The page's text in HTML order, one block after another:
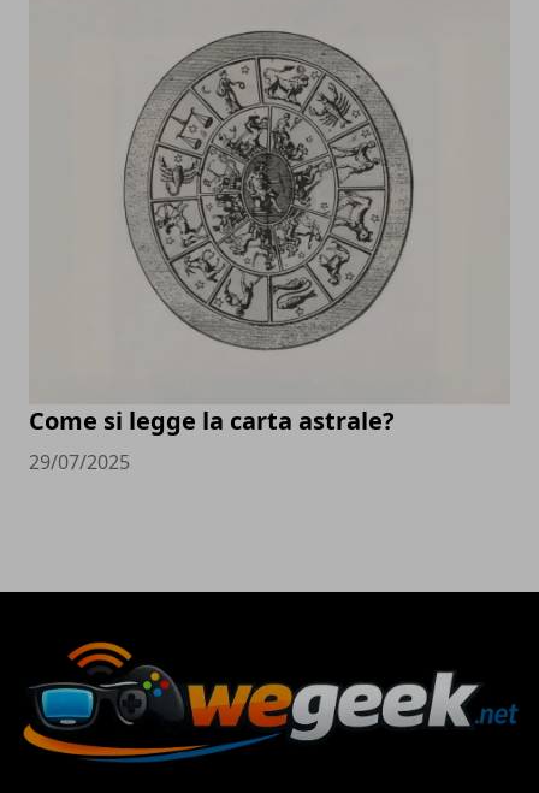
Come si legge la carta astrale?
29/07/2025